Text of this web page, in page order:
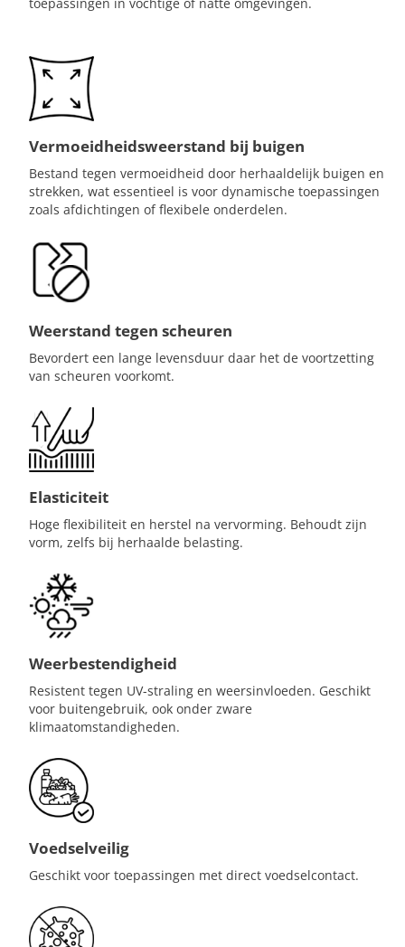
Vermoeidheidsweerstand bij buigen
Bestand tegen vermoeidheid door herhaaldelijk buigen en
strekken, wat essentieel is voor dynamische toepassingen
zoals afdichtingen of flexibele onderdelen.
Weerstand tegen scheuren
Bevordert een lange levensduur daar het de voortzetting
van scheuren voorkomt.
Elasticiteit
Hoge flexibiliteit en herstel na vervorming. Behoudt zijn
vorm, zelfs bij herhaalde belasting.
Weerbestendigheid
Resistent tegen UV-straling en weersinvloeden. Geschikt
voor buitengebruik, ook onder zware
klimaatomstandigheden.
Voedselveilig
Geschikt voor toepassingen met direct voedselcontact.